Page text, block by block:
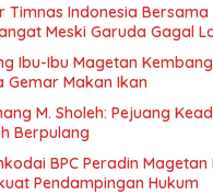
Timnas Indonesia Bersama
Meski Garuda Gagal
Ibu-Ibu Magetan
Gemar Makan Ikan
M. Sholeh: Pejuang
Berpulang
BPC Peradin Magetan
Pendampingan Hukum